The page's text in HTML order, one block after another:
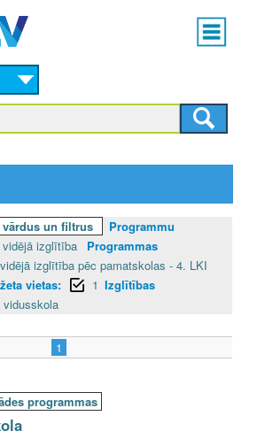
Main
menu
un filtrus
Programmu
izglītība
Programmas
izglītība pēc pamatskolas - 4. LKI
vietas: 1 Izglītības
vidusskola
1
programmas